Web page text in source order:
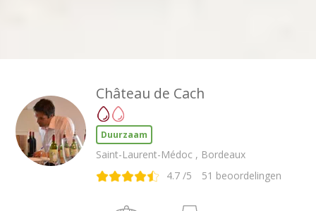
Château de Cach
Duurzaam
Saint-Laurent-Médoc , Bordeaux
4.7 /5 51 beoordelingen